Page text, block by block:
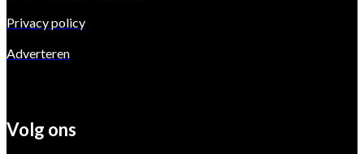
Privacy policy
Adverteren
Volg ons